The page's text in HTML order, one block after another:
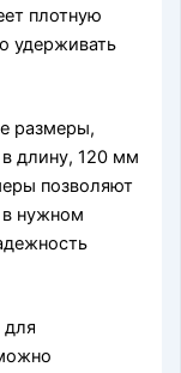
плотную
удерживать
размеры,
длину, 120 мм
позволяют
в нужном
для